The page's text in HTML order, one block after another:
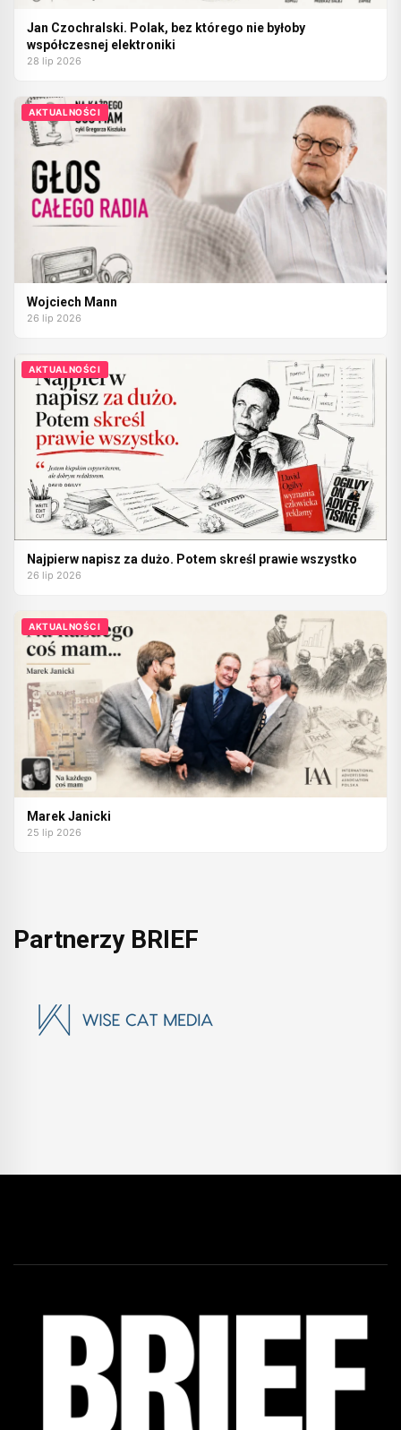
Jan Czochralski. Polak, bez którego nie byłoby
współczesnej elektroniki
28 lip 2026
AKTUALNOŚCI
Wojciech Mann
26 lip 2026
AKTUALNOŚCI
Najpierw napisz za dużo. Potem skreśl prawie wszystko
26 lip 2026
AKTUALNOŚCI
Marek Janicki
25 lip 2026
Partnerzy BRIEF